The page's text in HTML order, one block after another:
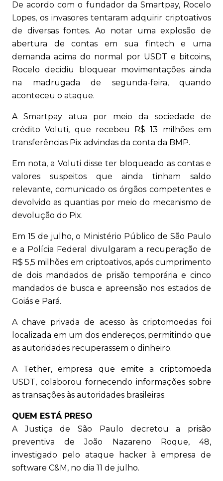
De acordo com o fundador da Smartpay, Rocelo
Lopes, os invasores tentaram adquirir criptoativos
de diversas fontes. Ao notar uma explosão de
abertura de contas em sua fintech e uma
demanda acima do normal por USDT e bitcoins,
Rocelo decidiu bloquear movimentações ainda
na madrugada de segunda-feira, quando
aconteceu o ataque.
A Smartpay atua por meio da sociedade de
crédito Voluti, que recebeu R$ 13 milhões em
transferências Pix advindas da conta da BMP.
Em nota, a Voluti disse ter bloqueado as contas e
valores suspeitos que ainda tinham saldo
relevante, comunicado os órgãos competentes e
devolvido as quantias por meio do mecanismo de
devolução do Pix.
Em 15 de julho, o Ministério Público de São Paulo
e a Polícia Federal divulgaram a recuperação de
R$ 5,5 milhões em criptoativos, após cumprimento
de dois mandados de prisão temporária e cinco
mandados de busca e apreensão nos estados de
Goiás e Pará.
A chave privada de acesso às criptomoedas foi
localizada em um dos endereços, permitindo que
as autoridades recuperassem o dinheiro.
A Tether, empresa que emite a criptomoeda
USDT, colaborou fornecendo informações sobre
as transações às autoridades brasileiras.
QUEM ESTÁ PRESO
A Justiça de São Paulo decretou a prisão
preventiva de João Nazareno Roque, 48,
investigado pelo ataque hacker à empresa de
software C&M, no dia 11 de julho.